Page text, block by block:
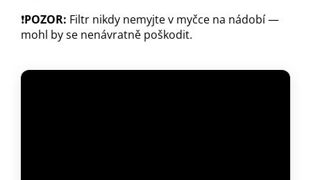
❗POZOR: Filtr nikdy nemyjte v myčce na nádobí —
mohl by se nenávratně poškodit.